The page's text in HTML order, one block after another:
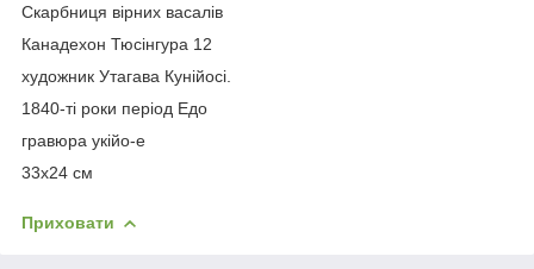
Скарбниця вірних васалів
Канадехон Тюсінгура 12
художник Утагава Кунійосі.
1840-ті роки період Едо
гравюра укійо-е
33х24 см
Приховати